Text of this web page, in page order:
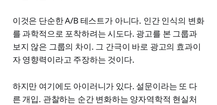
이것은 단순한 A/B 테스트가 아니다. 인간 인식의 변화
를 과학적으로 포착하려는 시도다. 광고를 본 그룹과
보지 않은 그룹의 차이. 그 간극이 바로 광고의 효과이
자 영향력이라고 주장하는 것이다.
하지만 여기에도 아이러니가 있다. 설문이라는 또 다
른 개입. 관찰하는 순간 변화하는 양자역학적 현실처